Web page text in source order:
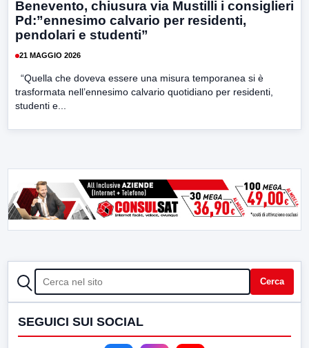
Benevento, chiusura via Mustilli i consiglieri
Pd:”ennesimo calvario per residenti,
pendolari e studenti”
21 MAGGIO 2026
“Quella che doveva essere una misura temporanea si è
trasformata nell’ennesimo calvario quotidiano per residenti,
studenti e...
CERCA Cerca
SEGUICI SUI SOCIAL